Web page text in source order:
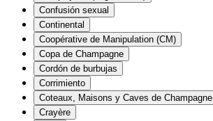
Confusión sexual
Continental
Coopérative de Manipulation (CM)
Copa de Champagne
Cordón de burbujas
Corrimiento
Coteaux, Maisons y Caves de Champagne
Crayère